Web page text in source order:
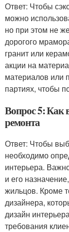
Ответ: Чтобы
можно
но при этом не
дорогого
гранит или
акции на
материалов или
партиях, чтобы
Вопрос 5: Как
ремонта
Ответ: Чтобы
необходимо
интерьера.
и его
жильцов. Кроме
дизайнера,
дизайн
требования